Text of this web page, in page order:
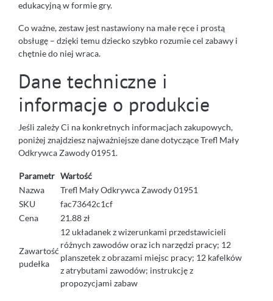
edukacyjną w formie gry.
Co ważne, zestaw jest nastawiony na małe ręce i prostą
obsługę – dzięki temu dziecko szybko rozumie cel zabawy i
chętnie do niej wraca.
Dane techniczne i
informacje o produkcie
Jeśli zależy Ci na konkretnych informacjach zakupowych,
poniżej znajdziesz najważniejsze dane dotyczące Trefl Mały
Odkrywca Zawody 01951.
Parametr Wartość
Nazwa
Trefl Mały Odkrywca Zawody 01951
SKU
fac73642c1cf
Cena
21.88 zł
Zawartość
pudełka
12 układanek z wizerunkami przedstawicieli
różnych zawodów oraz ich narzędzi pracy; 12
planszetek z obrazami miejsc pracy; 12 kafelków
z atrybutami zawodów; instrukcję z
propozycjami zabaw